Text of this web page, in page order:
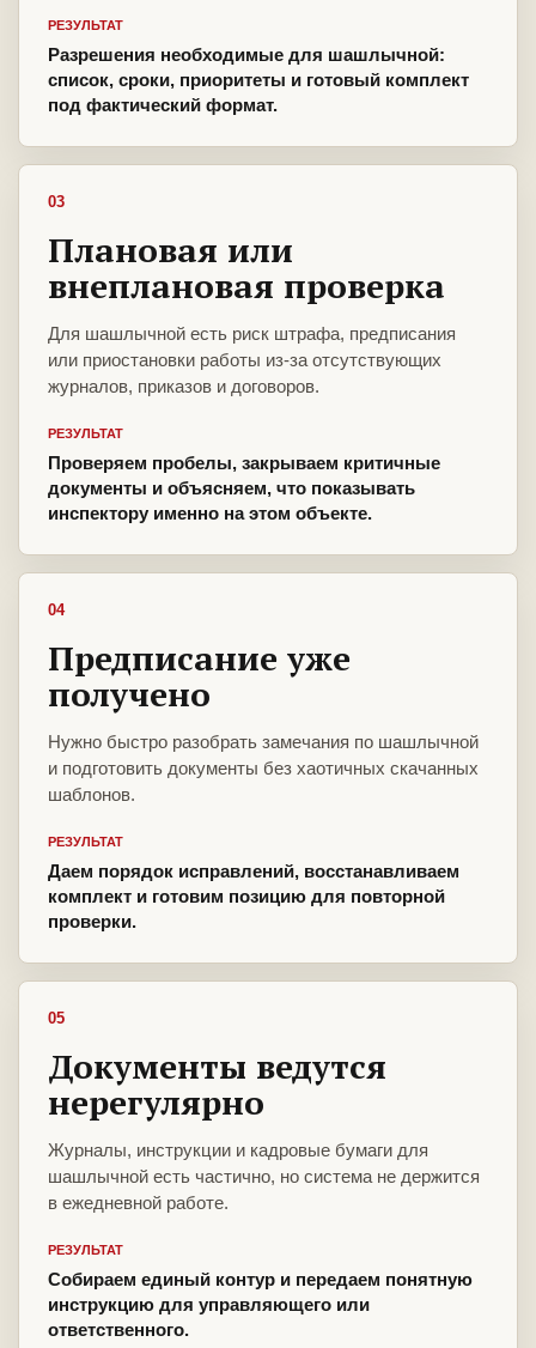
РЕЗУЛЬТАТ
Разрешения необходимые для шашлычной:
список, сроки, приоритеты и готовый комплект
под фактический формат.
03
Плановая или
внеплановая проверка
Для шашлычной есть риск штрафа, предписания
или приостановки работы из-за отсутствующих
журналов, приказов и договоров.
РЕЗУЛЬТАТ
Проверяем пробелы, закрываем критичные
документы и объясняем, что показывать
инспектору именно на этом объекте.
04
Предписание уже
получено
Нужно быстро разобрать замечания по шашлычной
и подготовить документы без хаотичных скачанных
шаблонов.
РЕЗУЛЬТАТ
Даем порядок исправлений, восстанавливаем
комплект и готовим позицию для повторной
проверки.
05
Документы ведутся
нерегулярно
Журналы, инструкции и кадровые бумаги для
шашлычной есть частично, но система не держится
в ежедневной работе.
РЕЗУЛЬТАТ
Собираем единый контур и передаем понятную
инструкцию для управляющего или
ответственного.